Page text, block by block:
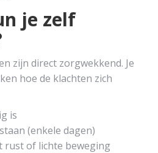
je zelf
zijn direct zorgwekkend. Je
hoe de klachten zich
is
(enkele dagen)
rust of lichte beweging